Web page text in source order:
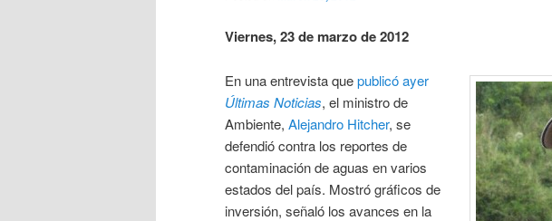
Viernes, 23 de marzo de 2012
En una entrevista quepublicó ayer
Últimas Noticias, el ministro de
Ambiente, Alejandro Hitcher, se
defendió contra los reportes de
contaminación de aguas en varios
estados del país. Mostró gráficos de
inversión, señaló los avances en la